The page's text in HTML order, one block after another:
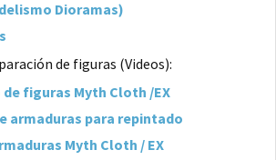
Dioramas)
de figuras (Videos):
figuras Myth Cloth /EX
armaduras para repintado
Myth Cloth / EX